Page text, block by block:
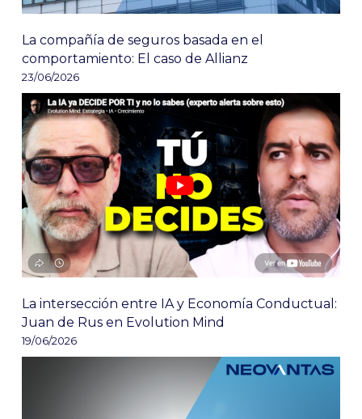
La compañía de seguros basada en el
comportamiento: El caso de Allianz
23/06/2026
La intersección entre IA y Economía Conductual:
Juan de Rus en Evolution Mind
19/06/2026